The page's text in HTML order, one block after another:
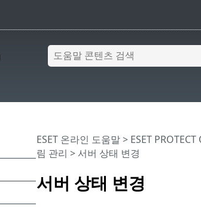
서버 상태 변경
ESET 온라인 도움말> ESET
림 관리 > 서버 상태 변경